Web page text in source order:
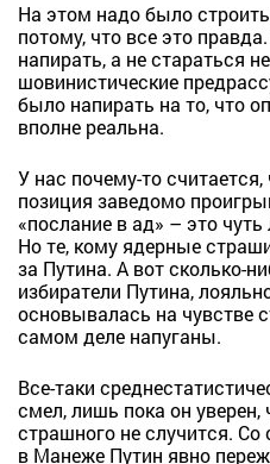
На этом надо было
потому, что все это
напирать, а не стараться
шовинистические
было напирать на то, что
вполне реальна.
У нас почему-то
позиция заведомо
«послание в ад» – это
Но те, кому ядерные
за Путина. А вот сколько-
избиратели Путина,
основывалась на чувстве
самом деле напуганы.
Все-таки
смел, лишь пока он
страшного не случится.
в Манеже Путин явно